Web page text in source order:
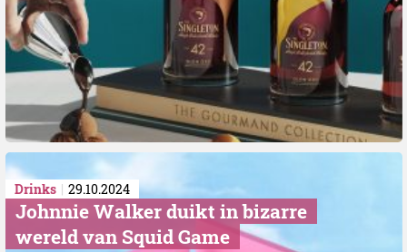
Drinks 29.10.2024
Johnnie Walker duikt in bizarre
wereld van Squid Game